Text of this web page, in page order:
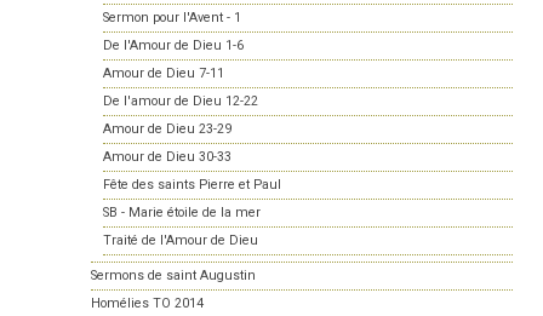
Sermon pour l'Avent - 1
De l'Amour de Dieu 1-6
Amour de Dieu 7-11
De l'amour de Dieu 12-22
Amour de Dieu 23-29
Amour de Dieu 30-33
Fête des saints Pierre et Paul
SB - Marie étoile de la mer
Traité de l'Amour de Dieu
Sermons de saint Augustin
Homélies TO 2014